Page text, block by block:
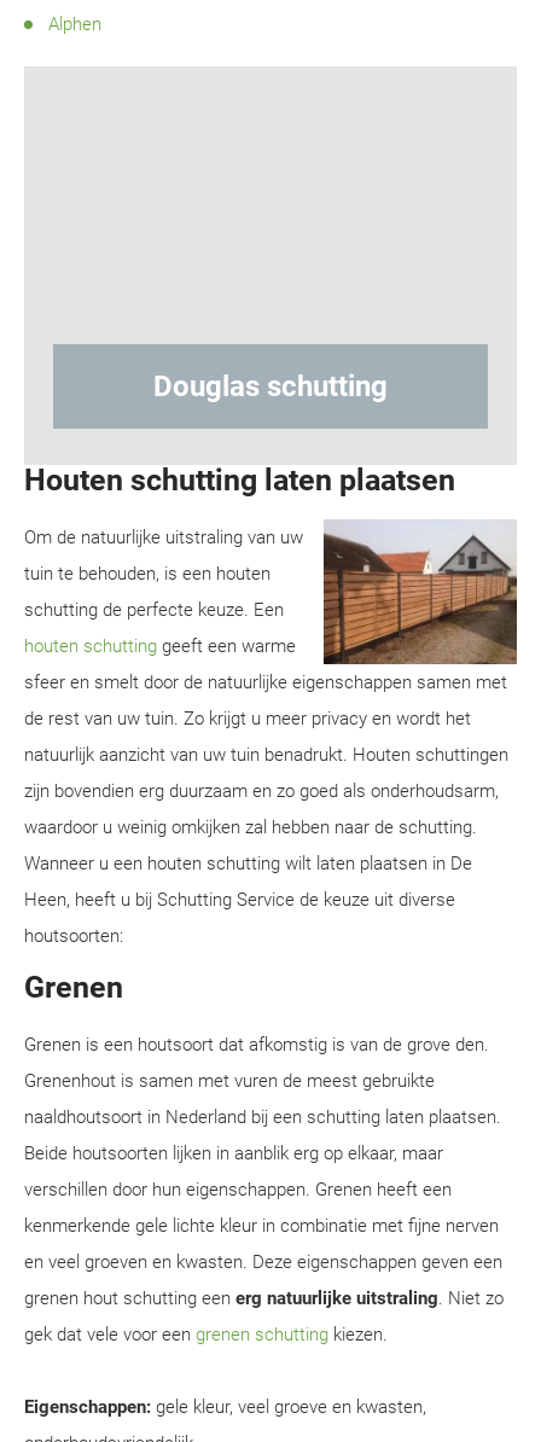
Alphen
Hout-
Houten schutting laten plaatsen
Om de natuurlijke uitstraling van uw
tuin te behouden, is een houten
schutting de perfecte keuze. Een
houten schutting geeft een warme
sfeer en smelt door de natuurlijke eigenschappen samen met
de rest van uw tuin. Zo krijgt u meer privacy en wordt het
natuurlijk aanzicht van uw tuin benadrukt. Houten schuttingen
zijn bovendien erg duurzaam en zo goed als onderhoudsarm,
waardoor u weinig omkijken zal hebben naar de schutting.
Wanneer u een houten schutting wilt laten plaatsen in De
Heen, heeft u bij Schutting Service de keuze uit diverse
houtsoorten:
Grenen
Grenen is een houtsoort dat afkomstig is van de grove den.
Grenenhout is samen met vuren de meest gebruikte
naaldhoutsoort in Nederland bij een schutting laten plaatsen.
Beide houtsoorten lijken in aanblik erg op elkaar, maar
verschillen door hun eigenschappen. Grenen heeft een
kenmerkende gele lichte kleur in combinatie met fijne nerven
en veel groeven en kwasten. Deze eigenschappen geven een
grenen hout schutting een erg natuurlijke uitstraling. Niet zo
gek dat vele voor een grenen schutting kiezen.
Eigenschappen: gele kleur, veel groeve en kwasten,